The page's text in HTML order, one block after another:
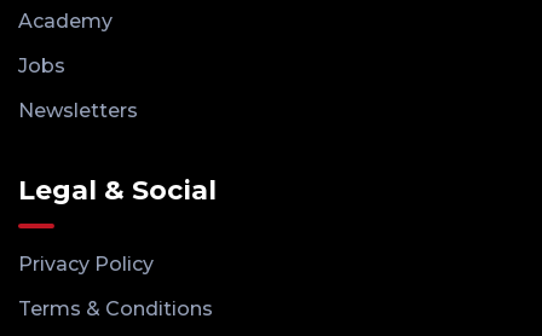
Academy
Jobs
Newsletters
Legal & Social
Privacy Policy
Terms & Conditions